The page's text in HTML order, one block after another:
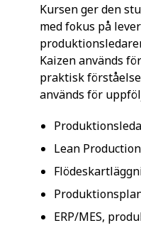
Kursen ger den
med fokus på
Kaizen används
praktisk
används för
Lean
ERP/MES,